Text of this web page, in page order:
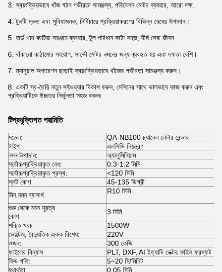
3. স্বয়ংক্রিয়ভাবে খাঁজ গঠন গভীরতা সামঞ্জস্য, পরিবেশন মোটর ব্যবহার, আরো দক্ষ.
4. টুলটি দ্রুত এবং সুবিধাজনক, নির্বিচারে প্রক্রিয়াকরণের বিভিন্ন বেধের উপাদান।
5. হার্ড খাদ কাটিয়া সরঞ্জাম ব্যবহার, টুল পরিধান কাটা সহজ, দীর্ঘ সেবা জীবন.
6. বাঁকানো কাঠামোর সংযোগ, সার্ভো মোটর নমনের জন্য ব্যবহৃত হয় এবং দক্ষতা বেশি।
7. ম্যানুয়াল অপারেশন ছাড়াই স্বয়ংক্রিয়ভাবে খাঁজের গভীরতা সামঞ্জস্য করুন।
8. একটি স্ব-তৈরি নতুন সফ্টওয়্যার বিকাশ করুন, মেশিনের সাথে ভালভাবে কাজ করুন এবং
প্রক্রিয়াটিকে উচ্চতর নির্ভুলতা সহজ করুন৷
টিপ্রযুক্তিগত পরামিতি
মডেল:
QA-NB100 চ্যানেল লেটার বেন্ডার
টাইপ
এলসিডি নিয়ন্ত্রণ
নমন উপাদান:
অ্যালুমিনিয়াম
সর্বোচ্চপ্রক্রিয়াকৃত বেধ:
0.3-1.2 মিমি
সর্বোচ্চপ্রক্রিয়াকৃত প্রস্থ:
<120 মিমি
স্লট কোণ
45-135 ডিগ্রী
মিন.নমন ব্যাসার্ধ
R10 মিমি
শুরু থেকে নমন দূরত্ব
কোণ
3 মিমি
শক্তি খরচ
1500W
ভোল্টেজ, বৈদ্যুতিক একক বিশেষ:
220V
ওজন:
300 কেজি
ফাইলের বিন্যাস
PLT, DXF, AI ইত্যাদি ভেক্টর ফাইল ফরম্যাট
ফিড গতি:
5~20 মি/মিনিট
যথার্থতা
0.05 মিমি